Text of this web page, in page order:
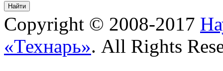
Copyright © 2008-2017
«Технарь». All Rights